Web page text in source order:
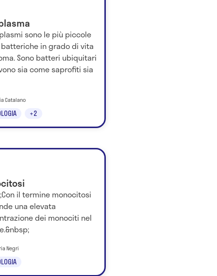
sono le più piccole
in grado di vita
Sono batteri ubiquitari
sia come saprofiti sia
+2
Catalano
il termine monocitosi
una elevata
dei monociti nel
Negri